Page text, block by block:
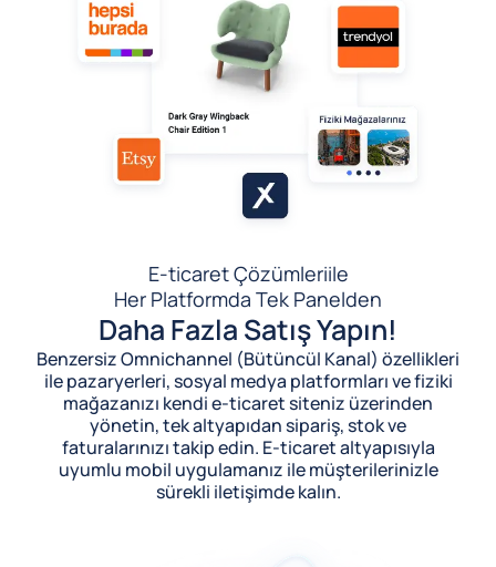
E-ticaret Çözümleriile
Her Platformda Tek Panelden
Daha Fazla Satış Yapın!
Benzersiz Omnichannel (Bütüncül Kanal) özellikleri
ile pazaryerleri, sosyal medya platformları ve fiziki
mağazanızı kendi e-ticaret siteniz üzerinden
yönetin, tek altyapıdan sipariş, stok ve
faturalarınızı takip edin. E-ticaret altyapısıyla
uyumlu mobil uygulamanız ile müşterilerinizle
sürekli iletişimde kalın.